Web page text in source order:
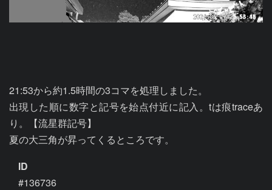
21:53から約1.5時間の3コマを処理しました。
出現した順に数字と記号を始点付近に記入。tは痕traceあ
り。【流星群記号】
ID
#136736